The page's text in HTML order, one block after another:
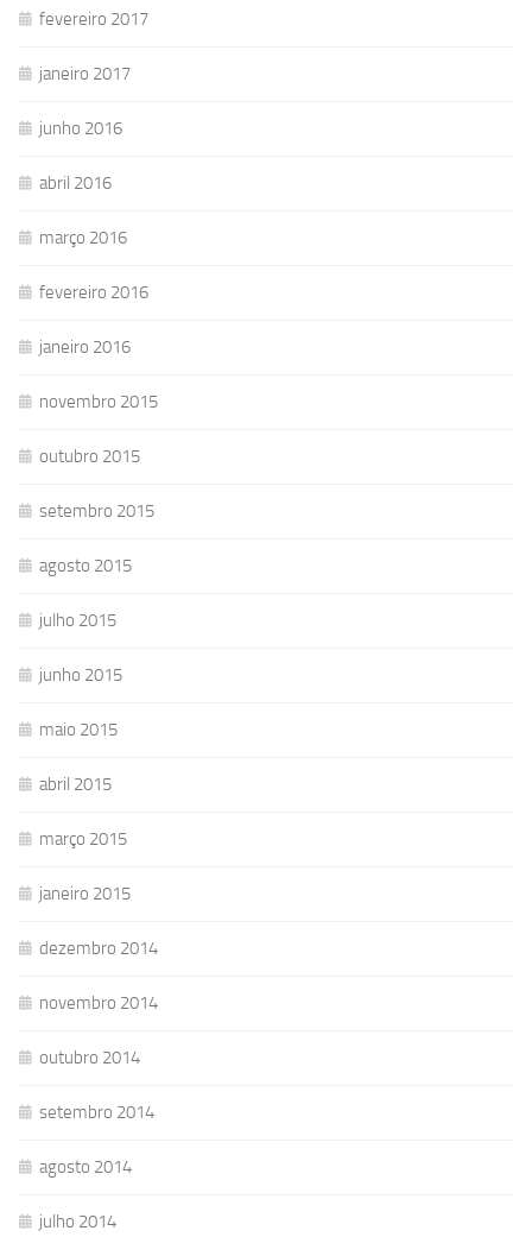
fevereiro 2017
janeiro 2017
junho 2016
abril 2016
março 2016
fevereiro 2016
janeiro 2016
novembro 2015
outubro 2015
setembro 2015
agosto 2015
julho 2015
junho 2015
maio 2015
abril 2015
março 2015
janeiro 2015
dezembro 2014
novembro 2014
outubro 2014
setembro 2014
agosto 2014
julho 2014